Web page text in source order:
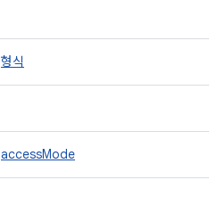
형식
accessMode